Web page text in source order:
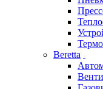
Beretta